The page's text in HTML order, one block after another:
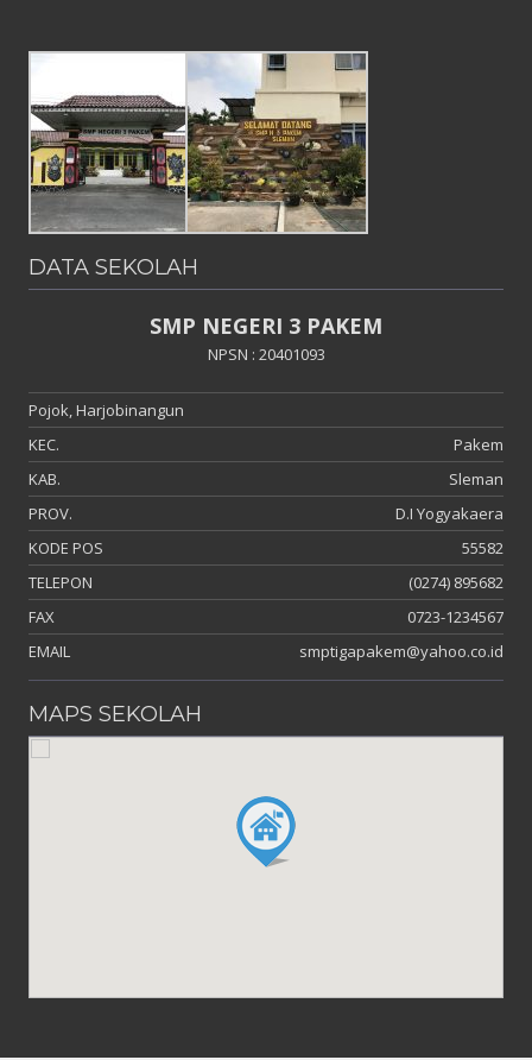
DATA SEKOLAH
SMP NEGERI 3 PAKEM
NPSN : 20401093
Pojok, Harjobinangun
KEC.
Pakem
KAB.
Sleman
PROV.
D.I Yogyakaera
KODE POS
55582
TELEPON
(0274) 895682
FAX
0723-1234567
EMAIL
smptigapakem@yahoo.co.id
MAPS SEKOLAH